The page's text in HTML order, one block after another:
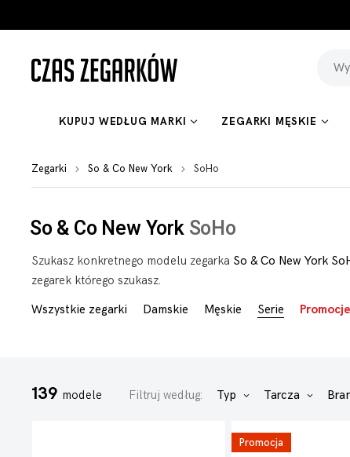
KUPUJ WEDŁUG MARKI ZEGARKI MĘSKIE
Zegarki So & Co New York SoHo
So & Co New YorkSoHo
Szukasz konkretnego modelu zegarka So & Co New York
zegarek którego szukasz.
Wszystkie zegarki
Damskie Męskie Serie Promocje
139 modele Filtruj według: Typ Tarcza
Promocja